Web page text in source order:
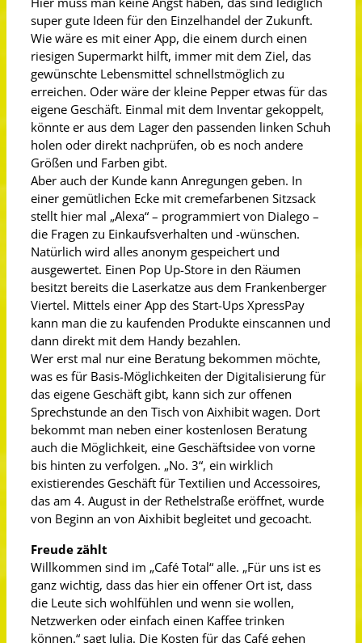
super gute Ideen für den Einzelhandel der Zukunft.
Wie wäre es mit einer App, die einem durch einen
riesigen Supermarkt hilft, immer mit dem Ziel, das
gewünschte Lebensmittel schnellstmöglich zu
erreichen. Oder wäre der kleine Pepper etwas für das
eigene Geschäft. Einmal mit dem Inventar gekoppelt,
könnte er aus dem Lager den passenden linken Schuh
holen oder direkt nachprüfen, ob es noch andere
Größen und Farben gibt.
Aber auch der Kunde kann Anregungen geben. In
einer gemütlichen Ecke mit cremefarbenen Sitzsack
stellt hier mal „Alexa“ – programmiert von Dialego –
die Fragen zu Einkaufsverhalten und -wünschen.
Natürlich wird alles anonym gespeichert und
ausgewertet. Einen Pop Up-Store in den Räumen
besitzt bereits die Laserkatze aus dem Frankenberger
Viertel. Mittels einer App des Start-Ups XpressPay
kann man die zu kaufenden Produkte einscannen und
dann direkt mit dem Handy bezahlen.
Wer erst mal nur eine Beratung bekommen möchte,
was es für Basis-Möglichkeiten der Digitalisierung für
das eigene Geschäft gibt, kann sich zur offenen
Sprechstunde an den Tisch von Aixhibit wagen. Dort
bekommt man neben einer kostenlosen Beratung
auch die Möglichkeit, eine Geschäftsidee von vorne
bis hinten zu verfolgen. „No. 3“, ein wirklich
existierendes Geschäft für Textilien und Accessoires,
das am 4. August in der Rethelstraße eröffnet, wurde
von Beginn an von Aixhibit begleitet und gecoacht.
Freude zählt
Willkommen sind im „Café Total“ alle. „Für uns ist es
ganz wichtig, dass das hier ein offener Ort ist, dass
die Leute sich wohlfühlen und wenn sie wollen,
Netzwerken oder einfach einen Kaffee trinken
können.“ sagt Julia. Die Kosten für das Café gehen